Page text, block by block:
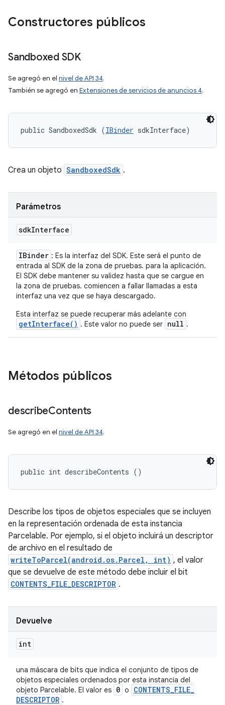
Constructores públicos
Sandboxed SDK
Se agregó en el nivel de API 34.
También se agregó en Extensiones de servicios de anuncios 4.
public SandboxedSdk (IBinder sdkInterface)
Crea un objeto SandboxedSdk .
Parámetros
sdkInterface
IBinder : Es la interfaz del SDK. Este será el punto de
entrada al SDK de la zona de pruebas. para la aplicación.
El SDK debe mantener su validez hasta que se cargue en
la zona de pruebas. comiencen a fallar llamadas a esta
interfaz una vez que se haya descargado.
Esta interfaz se puede recuperar más adelante con
getInterface() . Este valor no puede ser null .
Métodos públicos
describeContents
Se agregó en el nivel de API 34.
public int describeContents ()
Describe los tipos de objetos especiales que se incluyen
en la representación ordenada de esta instancia
Parcelable. Por ejemplo, si el objeto incluirá un descriptor
de archivo en el resultado de
writeToParcel(android.os.Parcel, int) , el valor
que se devuelve de este método debe incluir el bit
CONTENTS_FILE_DESCRIPTOR .
Devuelve
int
una máscara de bits que indica el conjunto de tipos de
objetos especiales ordenados por esta instancia del
objeto Parcelable. El valor es 0 o CONTENTS_FILE_
DESCRIPTOR .